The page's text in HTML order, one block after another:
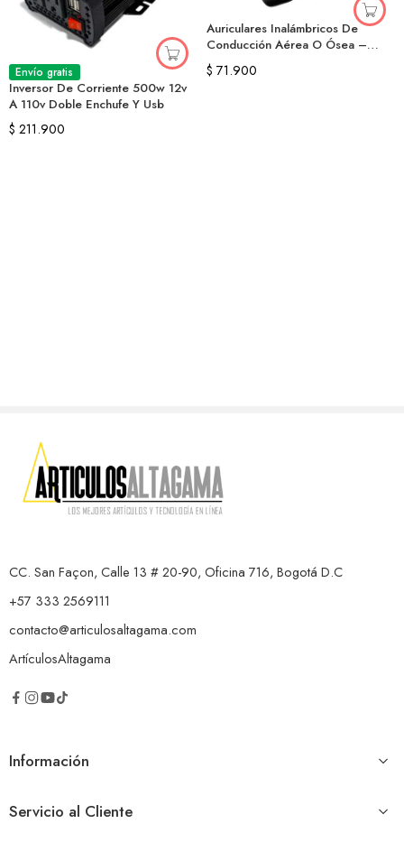
Envío gratis
Inversor De Corriente 500w 12v
A 110v Doble Enchufe Y Usb
$ 211.900
Auriculares Inalámbricos De
Conducción Aérea O Ósea –
Naisu
$ 71.900
CC. San Façon, Calle 13 # 20-90, Oficina 716, Bogotá D.C
+57 333 2569111
contacto@articulosaltagama.com
ArtículosAltagama
Información
Servicio al Cliente